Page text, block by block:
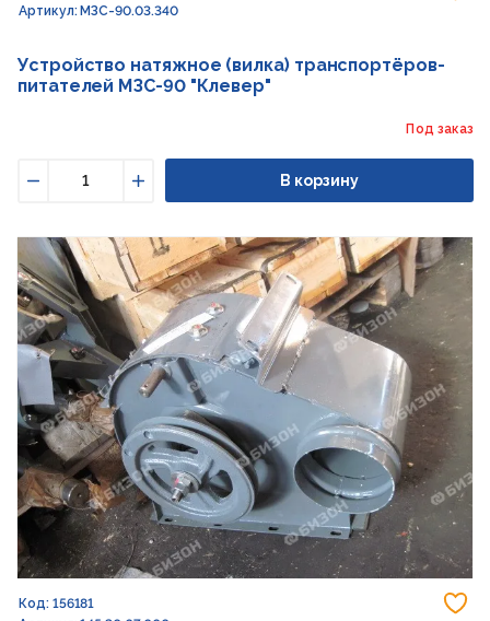
Артикул: МЗС-90.03.340
Устройство натяжное (вилка) транспортёров-
питателей МЗС-90 "Клевер"
Под заказ
Увеличить
В корзину
Код: 156181